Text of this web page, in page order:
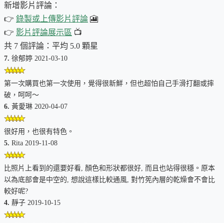
為什麼要採用我們的看透人生系列茶筅
座?
一 、功能性更好
我們試過幾種現有產品，發現其外觀固然還不錯，卻有幾個缺
點：
有些開口太小，茶筅內穗難以順暢進入。
底面較粗糙，不像我們的三個光滑圓球腳，不傷桌面又
站的穩。
難以觀察確認茶筅的內外穗是否都安置妥當，茶筅座內
新增影片評論：
👉 錄製或上傳影片評論 🎦
👉 影片評論展示區 📺
共 7 個評論：平均 5.0 顆星
7. 徐郁婷 2021-03-10
第一次購買也第一次使用，覺得很新鮮，但也超怕自己手滑打翻或摔
破，呵呵～
6. 黃愛琳 2020-04-07
很好用，也很有特色。
5. Rita 2019-11-08
比照片上看到的還要好看, 顏色和形狀都很好, 而且也站得很穩。原本
以為底部會是中空的, 想說這樣比較通風, 對竹筅內層的乾燥會不會比
較好呢?
4. 靜子 2019-10-15